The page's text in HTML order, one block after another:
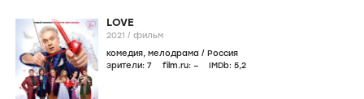
LOVE
2021 / фильм
комедия, мелодрама / Россия
зрители: 7 film.ru: – IMDb: 5,2